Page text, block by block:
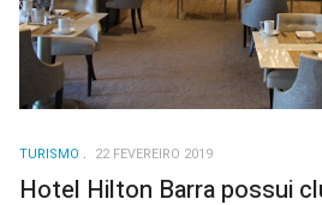
TURISMO 22 FEVEREIRO 2019
Hotel Hilton Barra possui